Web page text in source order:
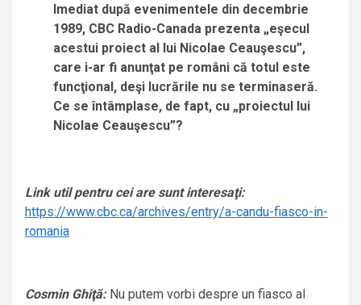
Imediat după evenimentele din decembrie
1989, CBC Radio-Canada prezenta „eşecul
acestui proiect al lui Nicolae Ceauşescu”,
care i-ar fi anunţat pe români că totul este
funcţional, deşi lucrările nu se terminaseră.
Ce se întâmplase, de fapt, cu „proiectul lui
Nicolae Ceauşescu”?
Link util pentru cei are sunt interesaţi:
https://www.cbc.ca/archives/entry/a-candu-fiasco-in-
romania
Cosmin Ghiţă:Nu putem vorbi despre un fiasco al